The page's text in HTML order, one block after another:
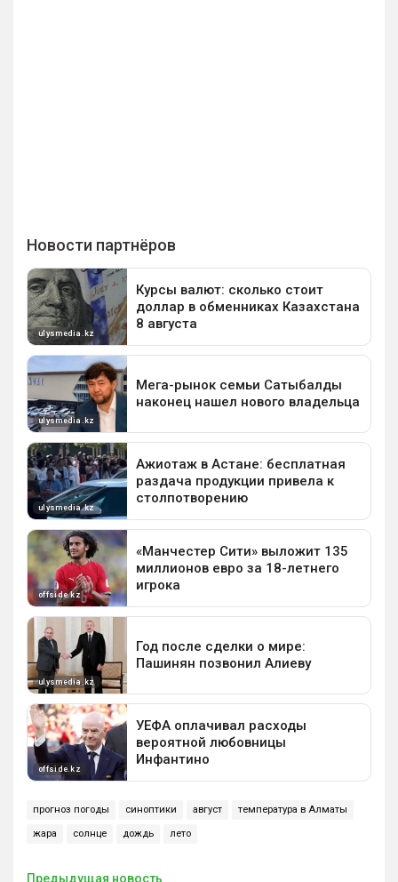
прогноз погоды синоптики август температура в Алматы
жара солнце дождь лето
Предыдущая новость